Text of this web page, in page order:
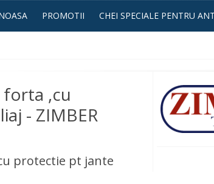
PROMOTII CHEI SPECIALE PENTRU
,cu
- ZIMBER
protectie pt jante